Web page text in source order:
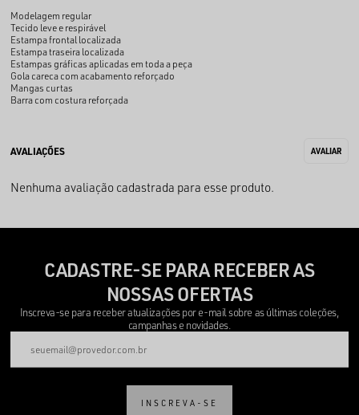
Modelagem regular
Tecido leve e respirável
Estampa frontal localizada
Estampa traseira localizada
Estampas gráficas aplicadas em toda a peça
Gola careca com acabamento reforçado
Mangas curtas
Barra com costura reforçada
Nenhuma avaliação cadastrada para esse produto.
CADASTRE-SE PARA RECEBER AS
NOSSAS OFERTAS
Inscreva-se para receber atualizações por e-mail sobre as últimas coleções,
campanhas e novidades.
INSCREVA-SE